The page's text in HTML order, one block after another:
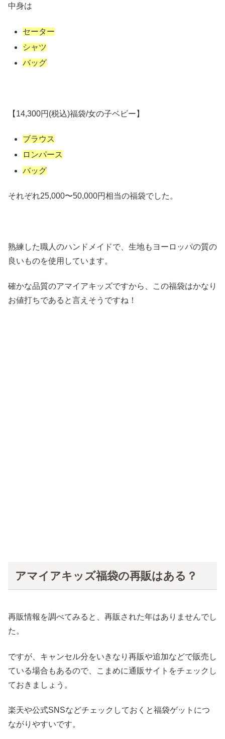
中身は
セーター
シャツ
バッグ
【14,300円(税込)福袋/女の子ベビー】
ブラウス
ロンパース
バッグ
それぞれ25,000〜50,000円相当の福袋でした。
熟練した職人のハンドメイドで、生地もヨーロッパの質の
良いものを使用しています。
確かな品質のアマイアキッズですから、この福袋はかなり
お値打ちであると言えそうですね！
アマイアキッズ福袋の再販はある？
再販情報を調べてみると、再販された年はありませんでし
た。
ですが、キャンセル分をいきなり再販や追加などで販売し
ている場合もあるので、こまめに通販サイトをチェックし
ておきましょう。
楽天や公式SNSなどチェックしておくと福袋ゲットにつ
ながりやすいです。